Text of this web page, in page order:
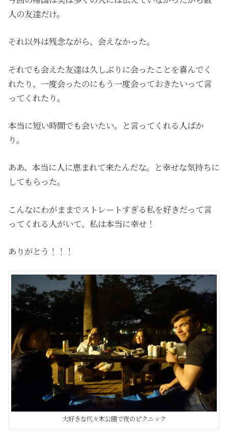
人の友達だけ。
それ以外は残念ながら、会えなかった。
それでも会えた友達は久しぶりに会ったことを喜んでく
れたり、一度会ったのにもう一度会っておきたいって言
ってくれたり。
本当に短い時間でも会いたい。と言ってくれる人ばか
り。
ああ、本当に人に恵まれて来たんだな。と幸せな気持ちに
してもらった。
こんなにわがままでストレートすぎる私を好きだって言
ってくれる人がいて、私は本当に幸せ！
ありがとう！！！
大好きな代々木公園で夜のピクニック